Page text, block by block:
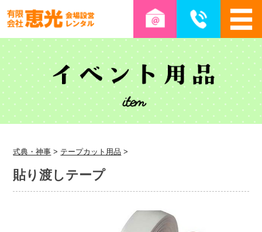
式典・神事 > テープカット用品 >
貼り渡しテープ